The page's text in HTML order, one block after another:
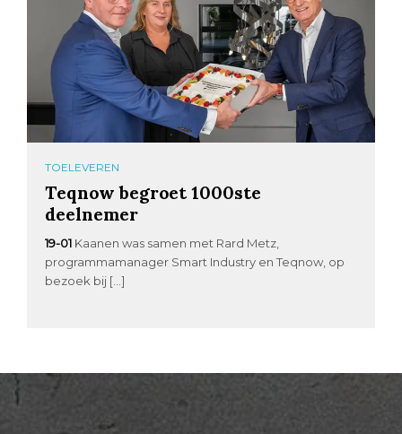
TOELEVEREN
Teqnow begroet 1000ste
deelnemer
19-01 Kaanen was samen met Rard Metz,
programmamanager Smart Industry en Teqnow, op
bezoek bij […]